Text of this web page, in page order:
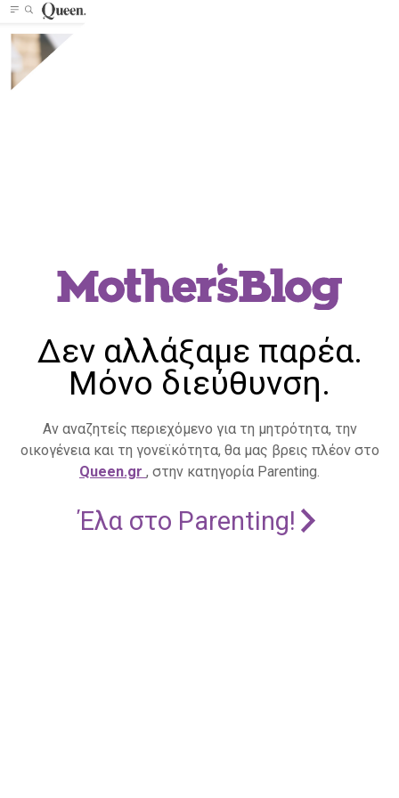
Δεν αλλάξαμε παρέα.
Μόνο διεύθυνση.
Αν αναζητείς περιεχόμενο για τη μητρότητα, την
οικογένεια και τη γονεϊκότητα, θα μας βρεις πλέον στο
Queen.gr , στην κατηγορία Parenting.
Έλα στο Parenting!